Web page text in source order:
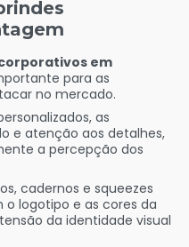
em
para as
no mercado.
as
e atenção aos detalhes,
a percepção dos
cadernos e squeezes
o logotipo e as cores da
da identidade visual